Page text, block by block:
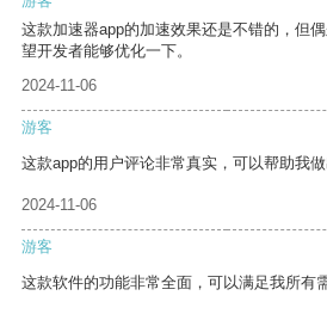
这款加速器app的加速效果还是不错的，但
望开发者能够优化一下。
2024-11-06
游客
这款app的用户评论非常真实，可以帮助我做
2024-11-06
游客
这款软件的功能非常全面，可以满足我所有需